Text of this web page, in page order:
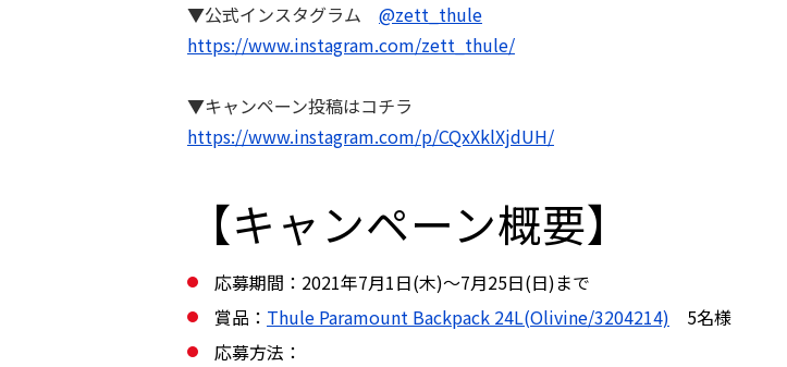
▼公式インスタグラム @zett_thule
https://www.instagram.com/zett_thule/
▼キャンペーン投稿はコチラ
https://www.instagram.com/p/CQxXklXjdUH/
【キャンペーン概要】
応募期間：2021年7⽉1⽇(木)～7⽉25⽇(日)まで
賞品： Thule Paramount Backpack 24L(Olivine/3204214) 5名様
応募方法：